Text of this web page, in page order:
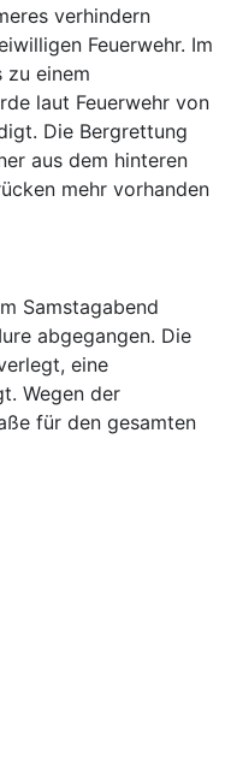
verhindern
Feuerwehr. Im
zu einem
laut Feuerwehr von
Die Bergrettung
aus dem hinteren
mehr vorhanden
Samstagabend
abgegangen. Die
eine
Wegen der
für den gesamten